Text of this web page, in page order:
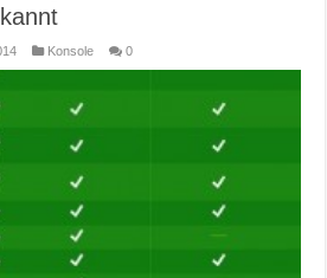
Konsole 0